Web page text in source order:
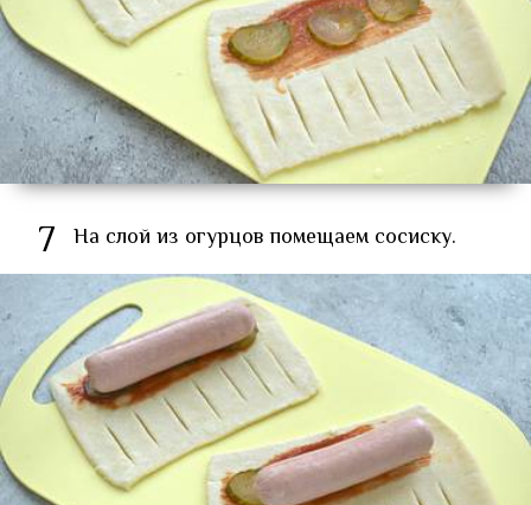
7 На слой из огурцов помещаем сосиску.